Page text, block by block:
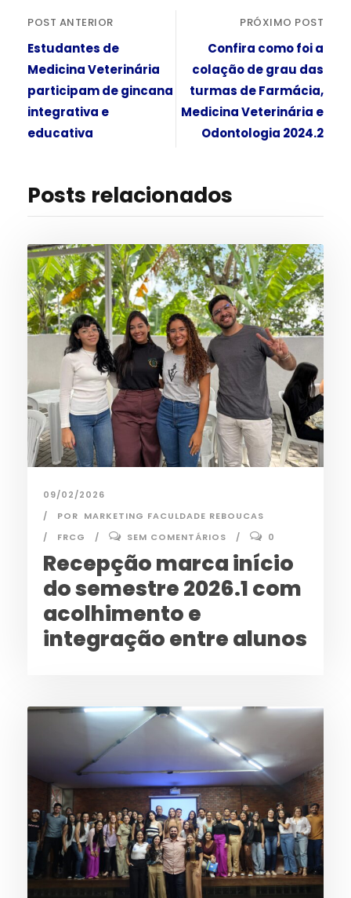
POST ANTERIOR
Estudantes de
Medicina Veterinária
participam de gincana
integrativa e
educativa
PRÓXIMO POST
Confira como foi a
colação de grau das
turmas de Farmácia,
Medicina Veterinária e
Odontologia 2024.2
Posts relacionados
09/02/2026
POR MARKETING FACULDADE REBOUCAS
FRCG
SEM COMENTÁRIOS 0
Recepção marca início
do semestre 2026.1 com
acolhimento e
integração entre alunos